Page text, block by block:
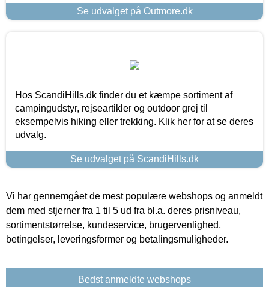
Se udvalget på Outmore.dk
Hos ScandiHills.dk finder du et kæmpe sortiment af
campingudstyr, rejseartikler og outdoor grej til
eksempelvis hiking eller trekking. Klik her for at se deres
udvalg.
Se udvalget på ScandiHills.dk
Vi har gennemgået de mest populære webshops og anmeldt
dem med stjerner fra 1 til 5 ud fra bl.a. deres prisniveau,
sortimentstørrelse, kundeservice, brugervenlighed,
betingelser, leveringsformer og betalingsmuligheder.
Bedst anmeldte webshops